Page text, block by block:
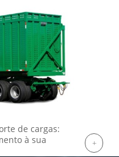
de cargas:
à sua